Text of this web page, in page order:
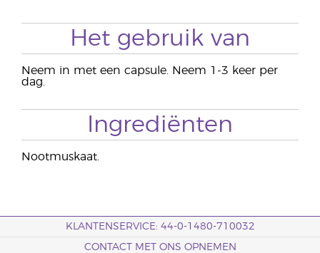
Het gebruik van
Neem in met een capsule. Neem 1-3 keer per
dag.
Ingrediënten
Nootmuskaat.
KLANTENSERVICE: 44-0-1480-710032
CONTACT MET ONS OPNEMEN